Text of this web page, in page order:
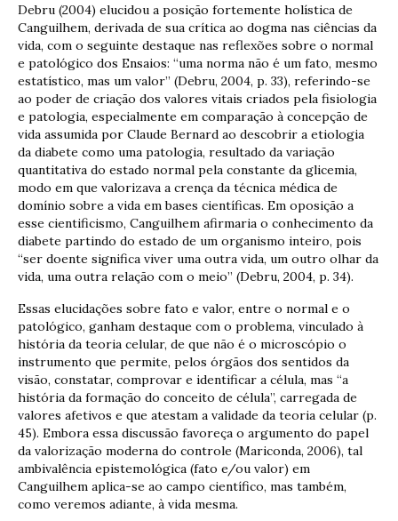
Debru (2004) elucidou a posição fortemente holística de
Canguilhem, derivada de sua crítica ao dogma nas ciências da
vida, com o seguinte destaque nas reflexões sobre o normal
e patológico dos Ensaios: “uma norma não é um fato, mesmo
estatístico, mas um valor” (Debru, 2004, p. 33), referindo-se
ao poder de criação dos valores vitais criados pela fisiologia
e patologia, especialmente em comparação à concepção de
vida assumida por Claude Bernard ao descobrir a etiologia
da diabete como uma patologia, resultado da variação
quantitativa do estado normal pela constante da glicemia,
modo em que valorizava a crença da técnica médica de
domínio sobre a vida em bases científicas. Em oposição a
esse cientificismo, Canguilhem afirmaria o conhecimento da
diabete partindo do estado de um organismo inteiro, pois
“ser doente significa viver uma outra vida, um outro olhar da
vida, uma outra relação com o meio” (Debru, 2004, p. 34).
Essas elucidações sobre fato e valor, entre o normal e o
patológico, ganham destaque com o problema, vinculado à
história da teoria celular, de que não é o microscópio o
instrumento que permite, pelos órgãos dos sentidos da
visão, constatar, comprovar e identificar a célula, mas “a
história da formação do conceito de célula”, carregada de
valores afetivos e que atestam a validade da teoria celular (p.
45). Embora essa discussão favoreça o argumento do papel
da valorização moderna do controle (Mariconda, 2006), tal
ambivalência epistemológica (fato e/ou valor) em
Canguilhem aplica-se ao campo científico, mas também,
como veremos adiante, à vida mesma.